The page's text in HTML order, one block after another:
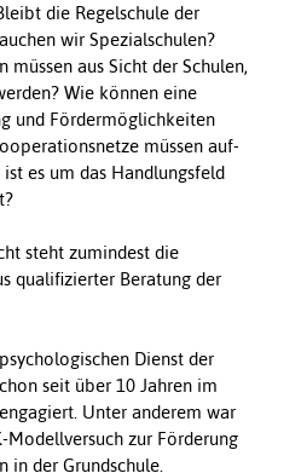
die Regelschule der
wir Spezialschulen?
müssen aus Sicht der Schulen,
Wie können eine
und Fördermöglichkeiten
müssen auf-
es um das Handlungsfeld
steht zumindest die
qualifizierter Beratung der
Dienst der
seit über 10 Jahren im
Unter anderem war
Modellversuch zur Förderung
in der Grundschule.